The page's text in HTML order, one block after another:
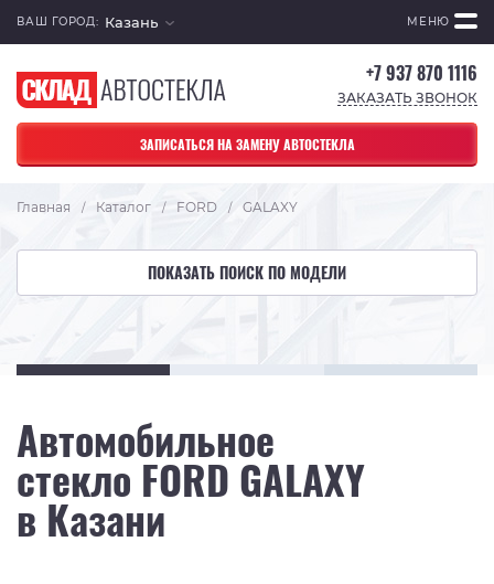
ВАШ ГОРОД: Казань МЕНЮ
+7 937 870 1116
ЗАКАЗАТЬ ЗВОНОК
ЗАПИСАТЬСЯ НА ЗАМЕНУ АВТОСТЕКЛА
Главная / Каталог / FORD / GALAXY
ПОКАЗАТЬ ПОИСК ПО МОДЕЛИ
Автомобильное
стекло FORD GALAXY
в Казани